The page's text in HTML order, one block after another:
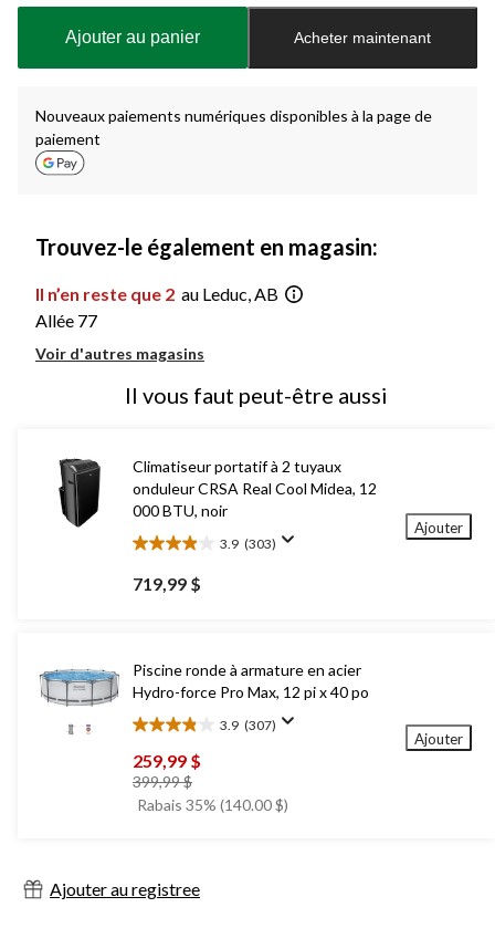
à
Ajouter au panier Acheter maintenant
Nouveaux paiements numériques disponibles à la page de
paiement
Trouvez-le également en magasin:
Il n’en reste que 2 au Leduc, AB
Allée 77
Voir d'autres magasins
Il vous faut peut-être aussi
Climatiseur portatif à 2 tuyaux
onduleur CRSA Real Cool Midea, 12
000 BTU, noir
3.9 (303)
3.9
étoile(s)
sur
719,99 $
Ajouter
Piscine ronde à armature en acier
Hydro-force Pro Max, 12 pi x 40 po
3.9 (307)
3.9
étoile(s)
sur
5.
259,99 $
399,99 $prix
était
Rabais 35% (140.00 $)
Ajouter
Ajouter au registree